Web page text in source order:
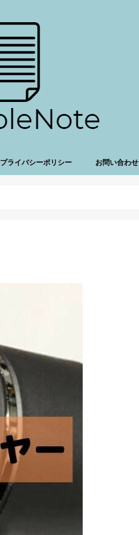
プライバシーポリシー お問い合わせ